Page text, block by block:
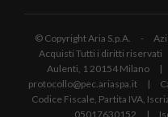
© Copyright Aria S.p.A. -
Acquisti Tutti i diritti
Aulenti, 1 20154 Milano
protocollo@pec.ariaspa.it |
Codice Fiscale, Partita IVA,
05017630152 |